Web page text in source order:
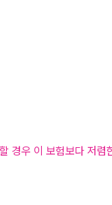
경우 이 보험보다 저렴